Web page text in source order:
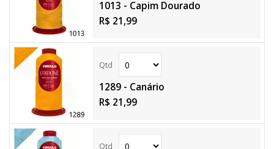
1013 - Capim Dourado
R$ 21,99
1289 - Canário
R$ 21,99